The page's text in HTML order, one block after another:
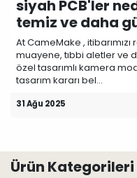
siyah PCB'ler
temiz ve daha
At CameMake ,
muayene, tıbbi aletler ve
özel tasarımlı kamera
tasarım kararı bel...
31 Ağu 2025
Ürün Kategorileri